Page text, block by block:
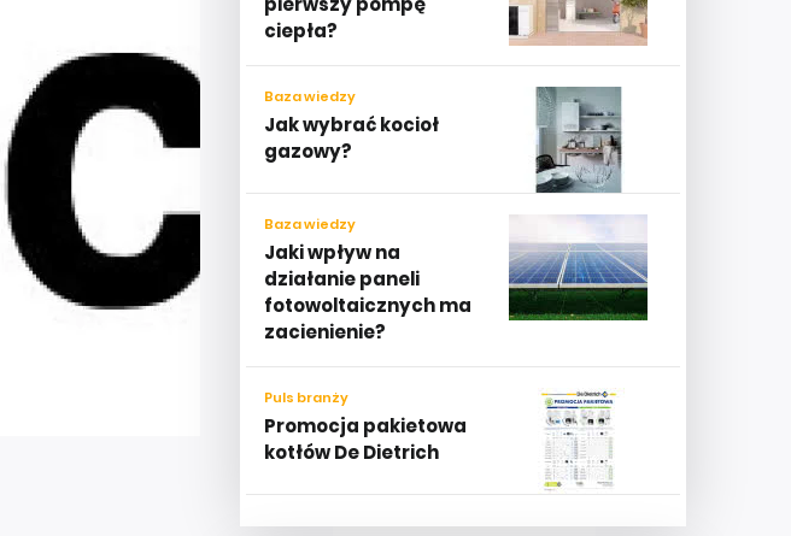
ciepła?
Baza wiedzy
Jak wybrać kocioł
gazowy?
Baza wiedzy
Jaki wpływ na
działanie paneli
fotowoltaicznych ma
zacienienie?
Puls branży
Promocja pakietowa
kotłów De Dietrich